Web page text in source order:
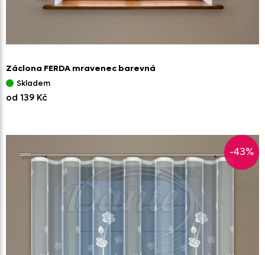
Záclona FERDA mravenec barevná
Skladem
od 139 Kč
-43%